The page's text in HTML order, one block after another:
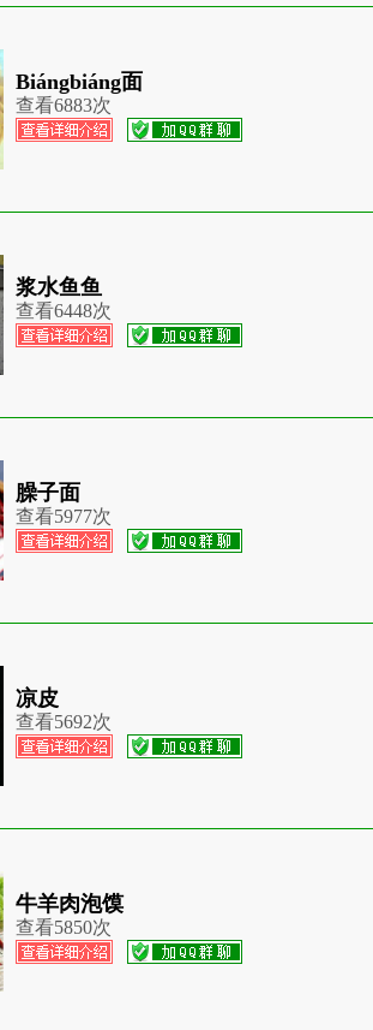
Biángbiáng面
查看6883次
浆水鱼鱼
查看6448次
臊子面
查看5977次
凉皮
查看5692次
牛羊肉泡馍
查看5850次